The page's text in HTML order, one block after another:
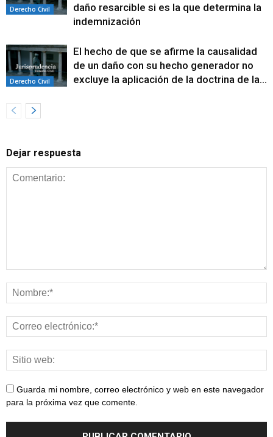
Derecho Civil
daño resarcible si es la que determina la
indemnización
Derecho Civil
El hecho de que se afirme la causalidad
de un daño con su hecho generador no
excluye la aplicación de la doctrina de la...
Dejar respuesta
Guarda mi nombre, correo electrónico y web en este navegador
para la próxima vez que comente.